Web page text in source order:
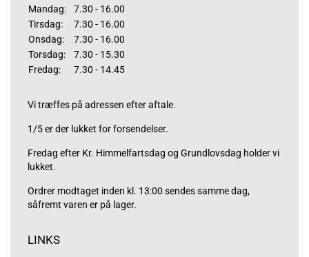
Mandag:
7.30 - 16.00
Tirsdag:
7.30 - 16.00
Onsdag:
7.30 - 16.00
Torsdag:
7.30 - 15.30
Fredag:
7.30 - 14.45
Vi træffes på adressen efter aftale.
1/5 er der lukket for forsendelser.
Fredag efter Kr. Himmelfartsdag og Grundlovsdag holder vi
lukket.
Ordrer modtaget inden kl. 13:00 sendes samme dag,
såfremt varen er på lager.
LINKS